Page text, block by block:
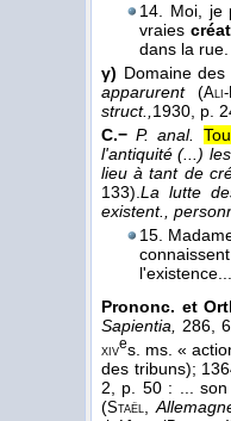
14. Moi, je
vraies
dans la rue.
γ) Domaine des
apparurent(Ali-
struct.,1930, p.
C.− P. anal.
l'antiquité (...)
lieu à tant de
133).La lutte
existent.,
15.
l'existence...
Prononc. et
Sapientia,
286,
xives. ms. «
des tribuns);
2, p. 50 : ...
(Staël